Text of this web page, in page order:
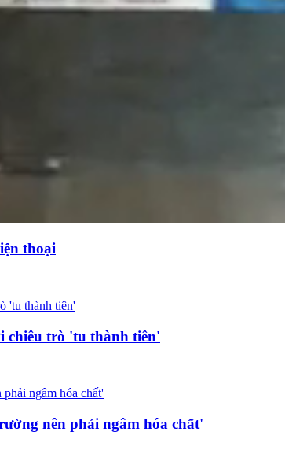
thoại
chiêu trò 'tu thành tiên'
nên phải ngâm hóa chất'